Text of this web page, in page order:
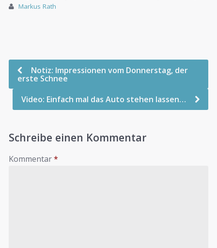
Markus Rath
Notiz: Impressionen vom Donnerstag, der
erste Schnee
Video: Einfach mal das Auto stehen lassen…
Schreibe einen Kommentar
Kommentar*